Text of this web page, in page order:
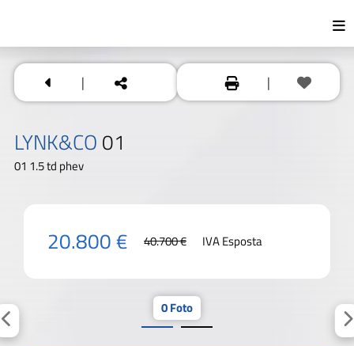
| |
LYNK&CO 01
01 1.5 td phev
20.800 € 40.700 € IVA Esposta
0 Foto